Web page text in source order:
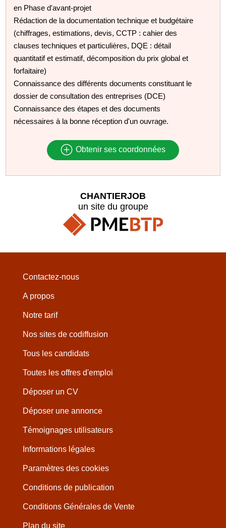
en Phase d'avant-projet
Rédaction de la documentation technique et budgétaire
(chiffrages, estimations, devis, CCTP : cahier des
clauses techniques et particulières, DQE : détail
quantitatif et estimatif, décomposition du prix global et
forfaitaire)
Connaissance des différents documents constituant le
dossier de consultation des entreprises (DCE)
Connaissance des étapes et des documents
nécessaires à la bonne réception d'un ouvrage.
Obtenir ses coordonnées
CHANTIERJOB
un site du groupe
Contactez-nous
A propos
Notre tarif
Nos sites de codiffusion
Tous les candidats
Toutes les offres d'emploi
Déposer un CV
Déposer une annonce
Témoignages utilisateurs
Informations légales
Paramètres des cookies
Conditions de publication
Conditions Générales de Vente
Plan du site